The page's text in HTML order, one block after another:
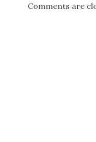
Comments are